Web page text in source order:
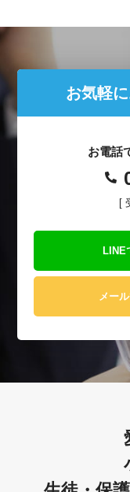
お気軽
お電話
[
LINE
メー